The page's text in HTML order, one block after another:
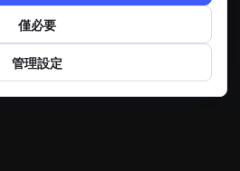
僅必要
管理設定